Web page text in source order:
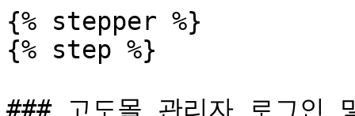
{% stepper %}
{% step %}
### 고도몰 관리자 로그인